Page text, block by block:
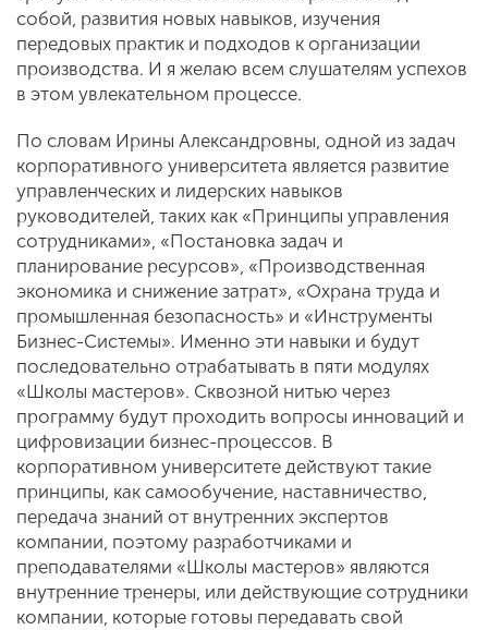
собой, развития новых навыков, изучения
передовых практик и подходов к организации
производства. И я желаю всем слушателям успехов
в этом увлекательном процессе.
По словам Ирины Александровны, одной из задач
корпоративного университета является развитие
управленческих и лидерских навыков
руководителей, таких как «Принципы управления
сотрудниками», «Постановка задач и
планирование ресурсов», «Производственная
экономика и снижение затрат», «Охрана труда и
промышленная безопасность» и «Инструменты
Бизнес-Системы». Именно эти навыки и будут
последовательно отрабатывать в пяти модулях
«Школы мастеров». Сквозной нитью через
программу будут проходить вопросы инноваций и
цифровизации бизнес-процессов. В
корпоративном университете действуют такие
принципы, как самообучение, наставничество,
передача знаний от внутренних экспертов
компании, поэтому разработчиками и
преподавателями «Школы мастеров» являются
внутренние тренеры, или действующие сотрудники
компании, которые готовы передавать свой